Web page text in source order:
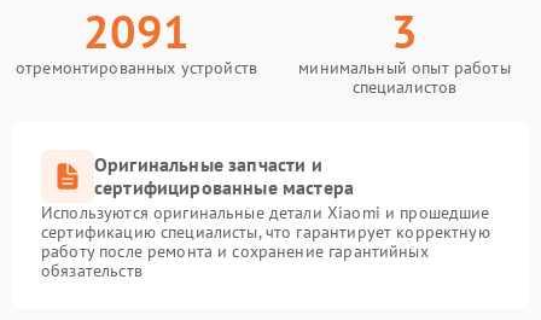
2091
отремонтированных устройств
3
минимальный опыт работы
специалистов
Оригинальные запчасти и
сертифицированные мастера
Используются оригинальные детали Xiaomi и прошедшие
сертификацию специалисты, что гарантирует корректную
работу после ремонта и сохранение гарантийных
обязательств